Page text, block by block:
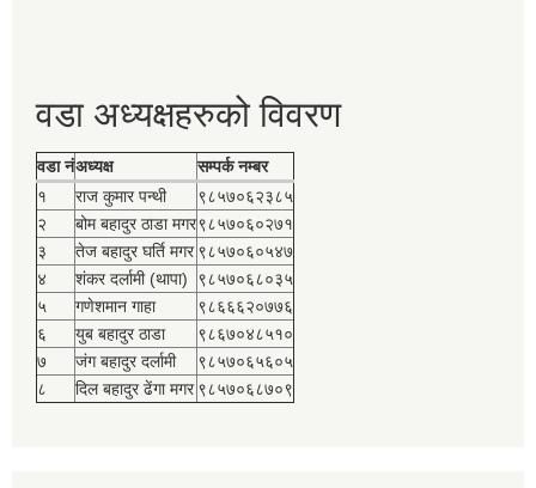
वडा अध्यक्षहरुको विवरण
वडा नंअध्यक्ष
सम्पर्क नम्बर
१
राज कुमार पन्थी
९८५७०६२३८५
२
बोम बहादुर ठाडा मगर९८५७०६०२७१
३
तेज बहादुर घर्ति मगर ९८५७०६०५४७
४
शंकर दर्लामी (थापा)
९८५७०६८०३५
५
गणेशमान गाहा
९८६६६२०७७६
६
युब बहादुर ठाडा
९८६७०४८५१०
७
जंग बहादुर दर्लामी
९८५७०६५६०५
८
दिल बहादुर ढेंगा मगर ९८५७०६८७०९